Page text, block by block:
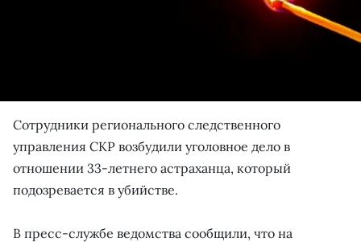
Сотрудники регионального следственного
управления СКР возбудили уголовное дело в
отношении 33-летнего астраханца, который
подозревается в убийстве.
В пресс-службе ведомства сообщили, что на